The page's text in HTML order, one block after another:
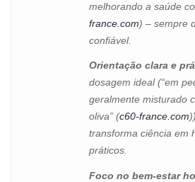
melhorando a saúde
france.com) – sempre
confiável.
Orientação clara e
dosagem ideal (“em
geralmente misturado
oliva” (c60-france.com
transforma ciência em
práticos.
Foco no bem-estar